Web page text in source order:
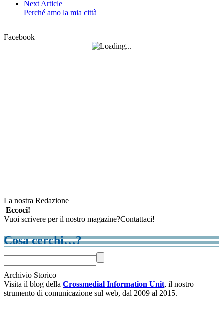
Next Article
Perché amo la mia città
Facebook
La nostra Redazione
Eccoci!
Vuoi scrivere per il nostro magazine?Contattaci!
Cosa cerchi…?
Archivio Storico
Visita il blog della Crossmedial Information Unit, il nostro
strumento di comunicazione sul web, dal 2009 al 2015.